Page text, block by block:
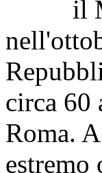
culturali
il